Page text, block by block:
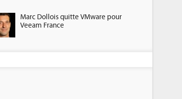
Marc Dollois quitte VMware pour
Veeam France